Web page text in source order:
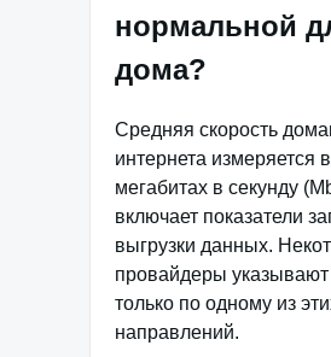
нормальной
дома?
Средняя скорость
интернета измеряется в
мегабитах в секунду
включает показатели
выгрузки данных.
провайдеры указывают
только по одному из
направлений.